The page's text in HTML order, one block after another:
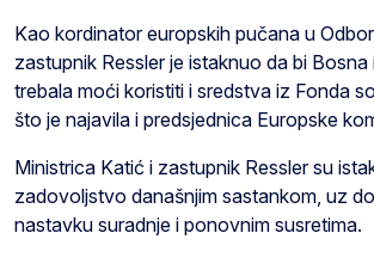
Kao kordinator europskih pučana u
zastupnik Ressler je istaknuo da bi
trebala moći koristiti i sredstva iz Fonda
što je najavila i predsjednica Europske
Ministrica Katić i zastupnik Ressler su
zadovoljstvo današnjim sastankom, uz
nastavku suradnje i ponovnim susretima.